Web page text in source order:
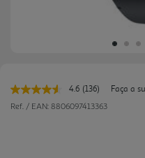
4.6 Leu
136
(136)
Faça a
Ref. / EAN: 8806097413363